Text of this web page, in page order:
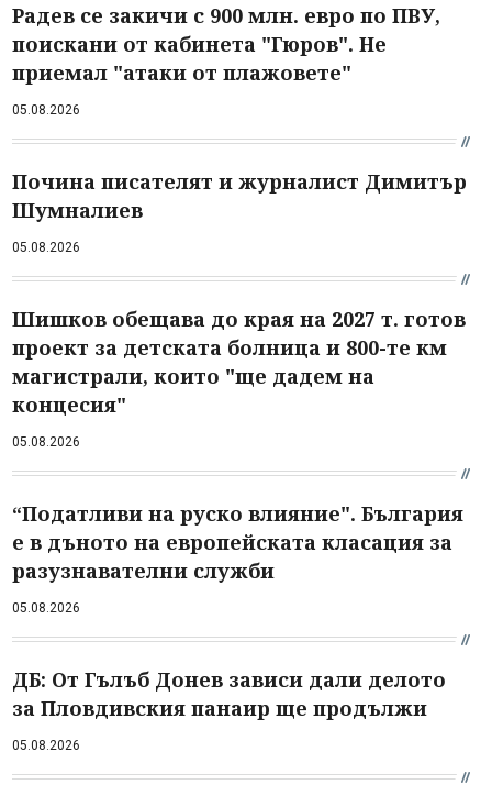
Радев се закичи с 900 млн. евро по ПВУ,
поискани от кабинета "Гюров". Не
приемал "атаки от плажовете"
05.08.2026
Почина писателят и журналист Димитър
Шумналиев
05.08.2026
Шишков обещава до края на 2027 т. готов
проект за детската болница и 800-те км
магистрали, които "ще дадем на
концесия"
05.08.2026
“Податливи на руско влияние". България
е в дъното на европейската класация за
разузнавателни служби
05.08.2026
ДБ: От Гълъб Донев зависи дали делото
за Пловдивския панаир ще продължи
05.08.2026